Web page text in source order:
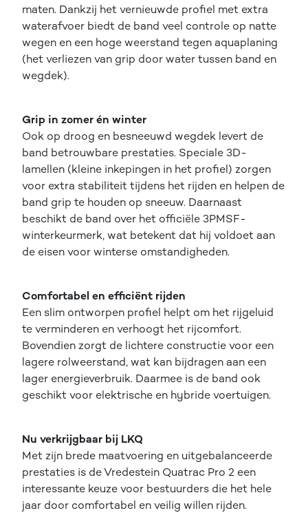
maten. Dankzij het vernieuwde profiel met extra
waterafvoer biedt de band veel controle op natte
wegen en een hoge weerstand tegen aquaplaning
(het verliezen van grip door water tussen band en
wegdek).
Grip in zomer én winter
Ook op droog en besneeuwd wegdek levert de
band betrouwbare prestaties. Speciale 3D-
lamellen (kleine inkepingen in het profiel) zorgen
voor extra stabiliteit tijdens het rijden en helpen de
band grip te houden op sneeuw. Daarnaast
beschikt de band over het officiële 3PMSF-
winterkeurmerk, wat betekent dat hij voldoet aan
de eisen voor winterse omstandigheden.
Comfortabel en efficiënt rijden
Een slim ontworpen profiel helpt om het rijgeluid
te verminderen en verhoogt het rijcomfort.
Bovendien zorgt de lichtere constructie voor een
lagere rolweerstand, wat kan bijdragen aan een
lager energieverbruik. Daarmee is de band ook
geschikt voor elektrische en hybride voertuigen.
Nu verkrijgbaar bij LKQ
Met zijn brede maatvoering en uitgebalanceerde
prestaties is de Vredestein Quatrac Pro 2 een
interessante keuze voor bestuurders die het hele
jaar door comfortabel en veilig willen rijden.